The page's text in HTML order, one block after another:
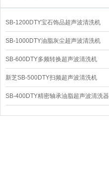
SB-1200DTY宝石饰品超声波清洗机
SB-1000DTY油脂灰尘超声波清洗机
SB-600DTY多频转换超声波清洗机
新芝SB-500DTY扫频超声波清洗机
SB-400DTY精密轴承油脂超声波清洗器